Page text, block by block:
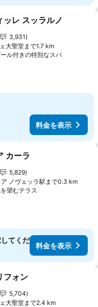
入りに追加
ッレ スッラルノ
3,931
大聖堂まで1.7 km
ル付きの特別なスパ料金を表
料金を表示
りに追加
カーラ
5,829
ノヴェッラ駅まで0.3 km
望むテラス
てくだ
料金を表示
りに追加
フォン
5,704
大聖堂まで2.4 km